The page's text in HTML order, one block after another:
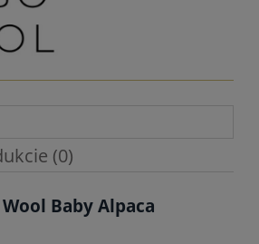
(0)
Baby Alpaca